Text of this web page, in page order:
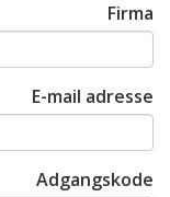
Firma
E-mail adresse
Adgangskode